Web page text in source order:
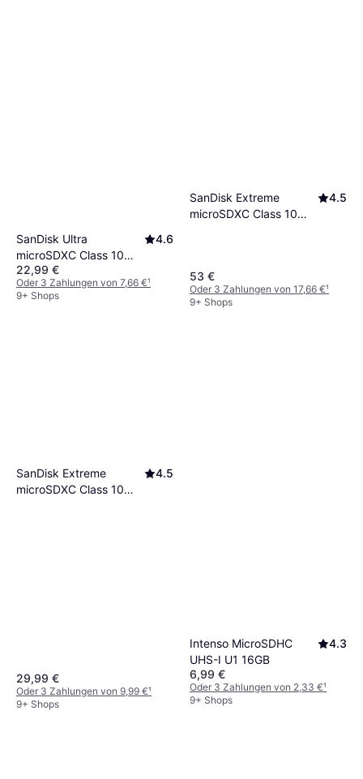
SanDisk Ultra
microSDXC Class 10
UHS-I U1 A1 140MB/s
128GB +Adapter
4.6
22,99 €
Oder 3 Zahlungen von 7,66 €¹
9+ Shops
SanDisk Extreme
microSDXC Class 10
4.5
53 €
Oder 3 Zahlungen von 17,66 €¹
9+ Shops
SanDisk Extreme
microSDXC Class 10
4.5
29,99 €
Oder 3 Zahlungen von 9,99 €¹
9+ Shops
Intenso MicroSDHC
UHS-I U1 16GB
4.3
6,99 €
Oder 3 Zahlungen von 2,33 €¹
9+ Shops